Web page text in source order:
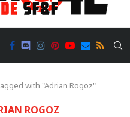
with "Adrian Rogoz"
ROGOZ